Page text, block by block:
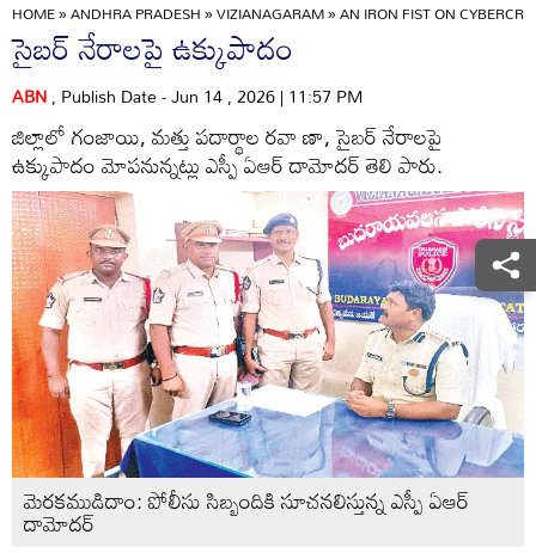
HOME»ANDHRA PRADESH»VIZIANAGARAM»AN IRON FIST ON
సైబర్‌ నేరాలపై ఉక్కుపాదం
ABN, Publish Date - Jun 14 , 2026 | 11:57 PM
జిల్లాలో గంజాయి, మత్తు పదార్థాల రవా ణా, సైబర్‌ నేరాలపై
ఉక్కుపాదం మోపనున్నట్లు ఎస్పీ ఏఆర్‌ దామోదర్‌ తెలి పారు.
మెరకముడిదాం: పోలీసు సిబ్బందికి సూచనలిస్తున్న ఎస్పీ ఏఆర్‌
దామోదర్‌